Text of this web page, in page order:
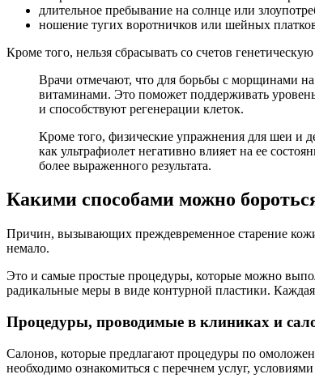
длительное пребывание на солнце или
ношение тугих воротничков или шейных
Кроме того, нельзя сбрасывать со счетов
Врачи отмечают, что для борьбы с морщинами
витаминами. Это поможет поддерживать
и способствуют регенерации клеток.
Кроме того, физические упражнения для шеи и
как ультрафиолет негативно влияет на ее
более выраженного результата.
Какими способами можно
Причин, вызывающих преждевременное старение
немало.
Это и самые простые процедуры, которые можно
радикальные меры в виде контурной пластики.
Процедуры, проводимые в клиниках и
Салонов, которые предлагают процедуры по
необходимо ознакомиться с перечнем услуг,